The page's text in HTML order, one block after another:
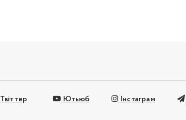
Твіттер Ютьюб Інстаграм